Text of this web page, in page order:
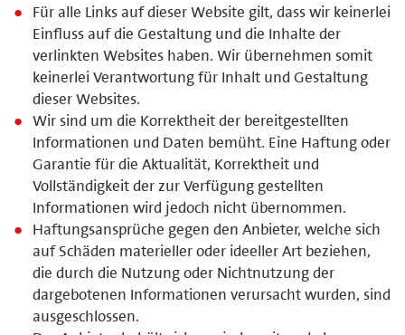
Für alle Links auf dieser Website gilt, dass wir keinerlei
Einfluss auf die Gestaltung und die Inhalte der
verlinkten Websites haben. Wir übernehmen somit
keinerlei Verantwortung für Inhalt und Gestaltung
dieser Websites.
Wir sind um die Korrektheit der bereitgestellten
Informationen und Daten bemüht. Eine Haftung oder
Garantie für die Aktualität, Korrektheit und
Vollständigkeit der zur Verfügung gestellten
Informationen wird jedoch nicht übernommen.
Haftungsansprüche gegen den Anbieter, welche sich
auf Schäden materieller oder ideeller Art beziehen,
die durch die Nutzung oder Nichtnutzung der
dargebotenen Informationen verursacht wurden, sind
ausgeschlossen.